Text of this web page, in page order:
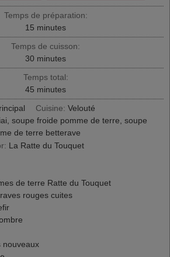
Temps de préparation:
15 minutes
minutes
Temps de cuisson:
30 minutes
minutes
Temps total:
45 minutes
minutes
Cuisine: Velouté
soupe froide pomme de terre, soupe
de terre betterave
La Ratte du Touquet
de terre Ratte du Touquet
rouges cuites
nouveaux